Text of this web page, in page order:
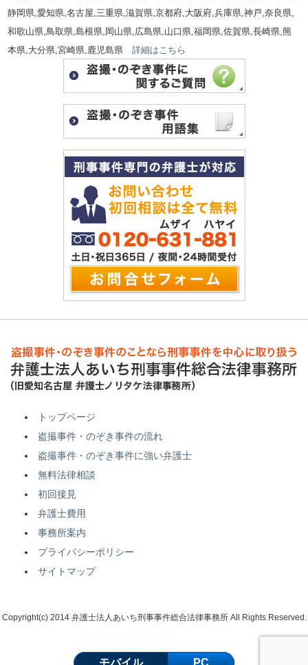
静岡県,愛知県,名古屋,三重県,滋賀県,京都府,大阪府,兵庫県,神戸,奈良県,
和歌山県,鳥取県,島根県,岡山県,広島県,山口県,福岡県,佐賀県,長崎県,熊
本県,大分県,宮崎県,鹿児島県詳細はこちら
トップページ
盗撮事件・のぞき事件の流れ
盗撮事件・のぞき事件に強い弁護士
無料法律相談
初回接見
弁護士費用
事務所案内
プライバシーポリシー
サイトマップ
Copyright(c) 2014 弁護士法人あいち刑事事件総合法律事務所 All Rights Reserved.